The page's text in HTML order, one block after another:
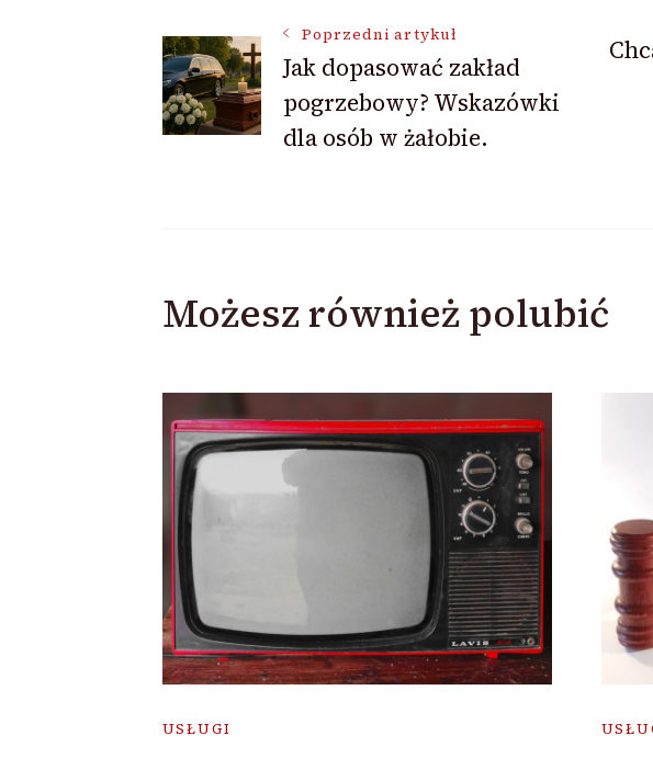
Nawigacja
wpisu
Poprzedni artykuł
Jak dopasować zakład
pogrzebowy? Wskazówki
dla osób w żałobie.
Możesz również polubić
USŁUGI